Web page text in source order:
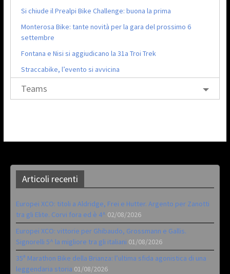
Si chiude il Prealpi Bike Challenge: buona la prima
Monterosa Bike: tante novità per la gara del prossimo 6
settembre
Fontana e Nisi si aggiudicano la 31a Troi Trek
Straccabike, l’evento si avvicina
Teams
Articoli recenti
Europei XCO: titoli a Aldridge, Frei e Hutter. Argento per Zanotti
tra gli Elite. Corvi fora ed è 4^ 02/08/2026
Europei XCO: vittorie per Ghibaudo, Grossmann e Gallis.
Signorelli 5^ la migliore tra gli italiani 01/08/2026
35ª Marathon Bike della Brianza: l’ultima sfida agonistica di una
leggendaria storia 01/08/2026